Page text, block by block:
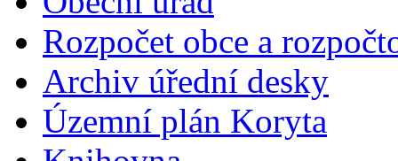
Rozpočet obce a
Archiv úřední desky
Územní plán Koryta